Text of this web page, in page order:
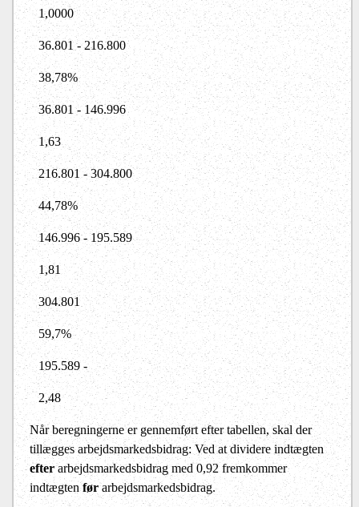
1,0000
36.801 - 216.800
38,78%
36.801 - 146.996
1,63
216.801 - 304.800
44,78%
146.996 - 195.589
1,81
304.801
59,7%
195.589 -
2,48
Når beregningerne er gennemført efter tabellen, skal der
tillægges arbejdsmarkedsbidrag: Ved at dividere indtægten
efterarbejdsmarkedsbidrag med 0,92 fremkommer
indtægtenførarbejdsmarkedsbidrag.